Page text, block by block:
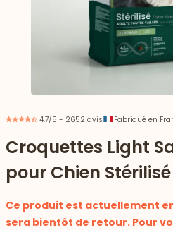
4.7/5 - 2652 avis Fabriqué en
Croquettes Light
pour Chien
Ce produit est actuellement
sera bientôt de retour. Pour